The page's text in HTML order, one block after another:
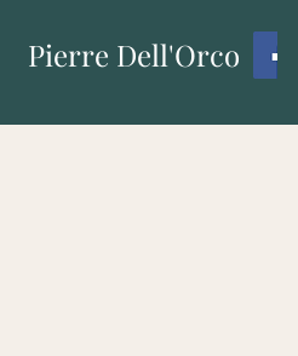
Pierre Dell'Orco